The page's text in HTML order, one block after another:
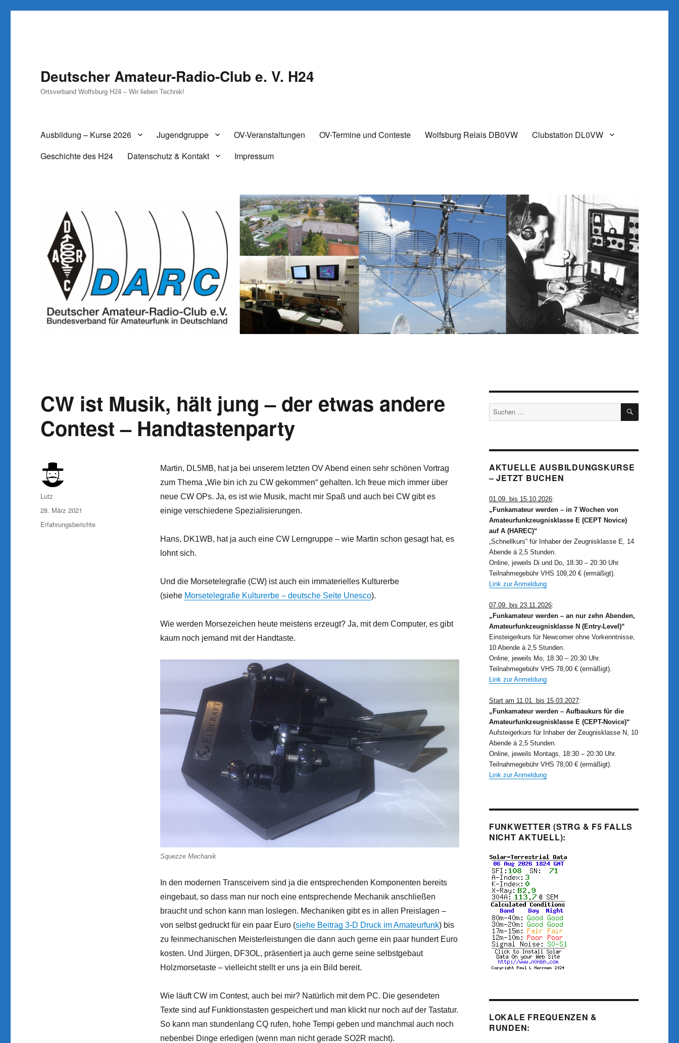
Deutscher Amateur-Radio-Club e. V. H24
Ortsverband Wolfsburg H24 – Wir lieben Technik!
Ausbildung – Kurse 2026 Jugendgruppe OV-Veranstaltungen OV-Termine und Conteste Wolfsburg Relais DB0VW
Clubstation DL0VW
Geschichte des H24
Datenschutz & Kontakt Impressum
CW ist Musik, hält jung – der etwas andere
Contest – Handtastenparty
Martin, DL5MB, hat ja bei unserem letzten OV Abend einen sehr schönen Vortrag
zum Thema „Wie bin ich zu CW gekommen“ gehalten. Ich freue mich immer über
neue CW OPs. Ja, es ist wie Musik, macht mir Spaß und auch bei CW gibt es
einige verschiedene Spezialisierungen.
Hans, DK1WB, hat ja auch eine CW Lerngruppe – wie Martin schon gesagt hat, es
lohnt sich.
Und die Morsetelegrafie (CW) ist auch ein immaterielles Kulturerbe
(siehe Morsetelegrafie Kulturerbe – deutsche Seite Unesco).
Wie werden Morsezeichen heute meistens erzeugt? Ja, mit dem Computer, es gibt
kaum noch jemand mit der Handtaste.
Squezze Mechanik
In den modernen Transceivern sind ja die entsprechenden Komponenten bereits
eingebaut, so dass man nur noch eine entsprechende Mechanik anschließen
braucht und schon kann man loslegen. Mechaniken gibt es in allen Preislagen –
von selbst gedruckt für ein paar Euro (siehe Beitrag 3-D Druck im Amateurfunk) bis
zu feinmechanischen Meisterleistungen die dann auch gerne ein paar hundert Euro
kosten. Und Jürgen, DF3OL, präsentiert ja auch gerne seine selbstgebaut
Holzmorsetaste – vielleicht stellt er uns ja ein Bild bereit.
Wie läuft CW im Contest, auch bei mir? Natürlich mit dem PC. Die gesendeten
Texte sind auf Funktionstasten gespeichert und man klickt nur noch auf der Tastatur.
So kann man stundenlang CQ rufen, hohe Tempi geben und manchmal auch noch
nebenbei Dinge erledigen (wenn man nicht gerade SO2R macht).
Autor
Lutz
Veröffentlicht
am
28. März 2021
Kategorien
Erfahrungsberichte
Suchen
nach:
SUCHEN
AKTUELLE AUSBILDUNGSKURSE
– JETZT BUCHEN
01.09. bis 15.10.2026:
„Funkamateur werden – in 7 Wochen von
Amateurfunkzeugnisklasse E (CEPT Novice)
auf A (HAREC)“
„Schnellkurs“ für Inhaber der Zeugnisklasse E, 14
Abende á 2,5 Stunden.
Online, jeweils Di und Do, 18:30 – 20:30 Uhr.
Teilnahmegebühr VHS 109,20 € (ermäßigt).
Link zur Anmeldung
07.09. bis 23.11.2026:
„Funkamateur werden – an nur zehn Abenden,
Amateurfunkzeugnisklasse N (Entry-Level)“
Einsteigerkurs für Newcomer ohne Vorkenntnisse,
10 Abende á 2,5 Stunden.
Online, jeweils Mo, 18:30 – 20:30 Uhr.
Teilnahmegebühr VHS 78,00 € (ermäßigt).
Link zur Anmeldung
Start am 11.01. bis 15.03.2027:
„Funkamateur werden – Aufbaukurs für die
Amateurfunkzeugnisklasse E (CEPT-Novice)“
Aufsteigerkurs für Inhaber der Zeugnisklasse N, 10
Abende á 2,5 Stunden.
Online, jeweils Montags, 18:30 – 20:30 Uhr.
Teilnahmegebühr VHS 78,00 € (ermäßigt).
Link zur Anmeldung
FUNKWETTER (STRG & F5 FALLS
NICHT AKTUELL):
LOKALE FREQUENZEN &
RUNDEN: